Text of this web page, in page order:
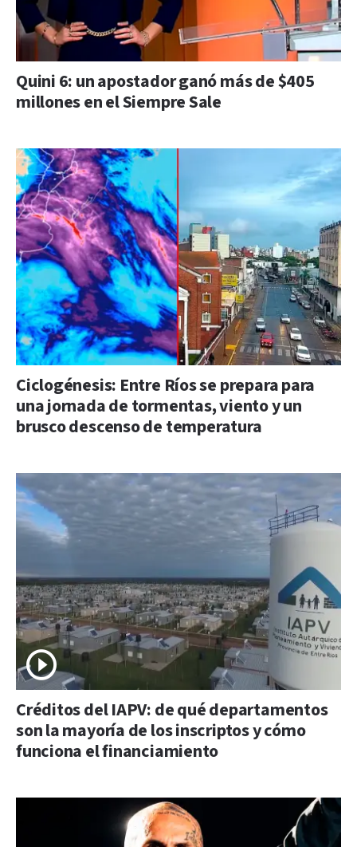
Quini 6: un apostador ganó más de $405
millones en el Siempre Sale
Ciclogénesis: Entre Ríos se prepara para
una jornada de tormentas, viento y un
brusco descenso de temperatura
Créditos del IAPV: de qué departamentos
son la mayoría de los inscriptos y cómo
funciona el financiamiento